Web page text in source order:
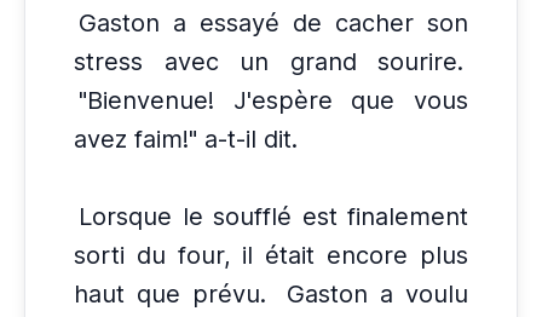
Gaston a essayé de cacher son
stress avec un grand sourire.
"Bienvenue! J'espère que vous
avez faim!" a-t-il dit.
Lorsque le soufflé est finalement
sorti du four, il était encore plus
haut que prévu.
Gaston a voulu